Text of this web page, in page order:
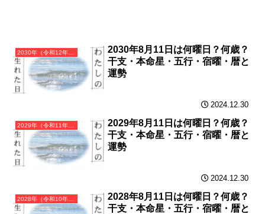
2030年（令和12年）庚戌（かのえいぬ）・戌年（いぬ年）カレンダー（月曜はじまり）
2030年8月11日は何曜日？何歳？
干支・本命星・五行・宿曜・暦と
運勢
2024.12.30
2029年（令和11年）己酉（つちのととり）・酉年（とり年）カレンダー（月曜はじまり）
2029年8月11日は何曜日？何歳？
干支・本命星・五行・宿曜・暦と
運勢
2024.12.30
2028年（令和10年）戊申（つちのえさる）・申年（さる年）カレンダー（月曜はじまり）
2028年8月11日は何曜日？何歳？
干支・本命星・五行・宿曜・暦と